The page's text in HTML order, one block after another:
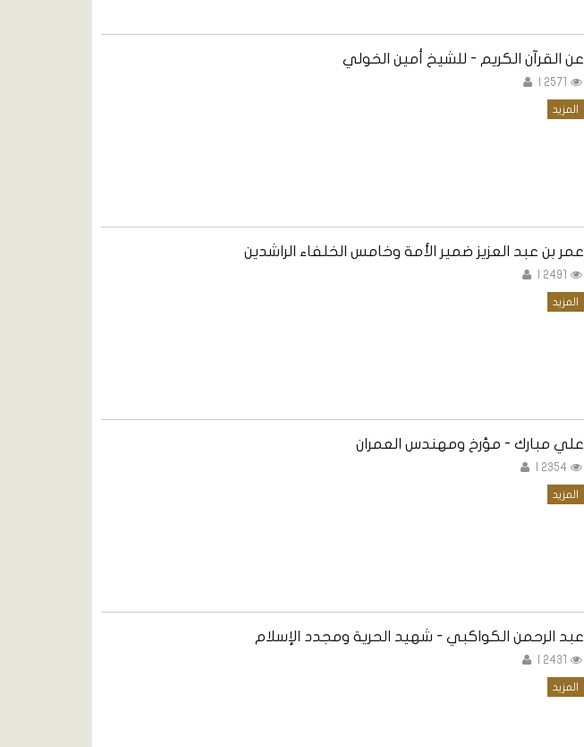
عن القرآن الكريم - للشيخ أمين الخولي
المزيد
عمر بن عبد العزيز ضمير الأمة وخامس الخلفاء الراشدين
المزيد
علي مبارك - مؤرخ ومهندس العمران
المزيد
عبد الرحمن الكواكبي - شهيد الحرية ومجدد الإسلام
المزيد